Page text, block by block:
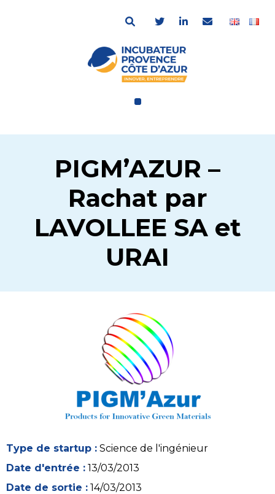
PIGM’AZUR –
Rachat par
LAVOLLEE SA et
URAI
Type de startup : Science de l'ingénieur
Date d'entrée : 13/03/2013
Date de sortie : 14/03/2013